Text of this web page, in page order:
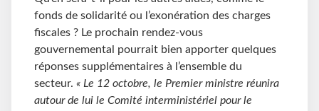
fonds de solidarité ou l’exonération des charges
fiscales ? Le prochain rendez-vous
gouvernemental pourrait bien apporter quelques
réponses supplémentaires à l’ensemble du
secteur. « Le 12 octobre, le Premier ministre réunira
autour de lui le Comité interministériel pour le